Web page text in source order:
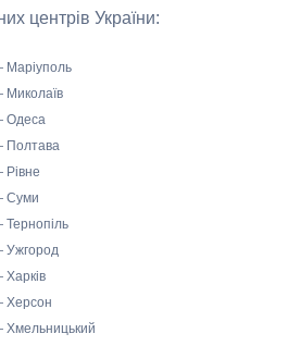
центрів України:
Маріуполь
Миколаїв
Одеса
Полтава
Рівне
Суми
Тернопіль
Ужгород
Харків
Херсон
Хмельницький